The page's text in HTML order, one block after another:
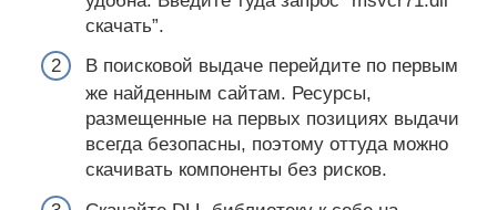
скачать”.
В поисковой выдаче перейдите по первым
же найденным сайтам. Ресурсы,
размещенные на первых позициях выдачи
всегда безопасны, поэтому оттуда можно
скачивать компоненты без рисков.